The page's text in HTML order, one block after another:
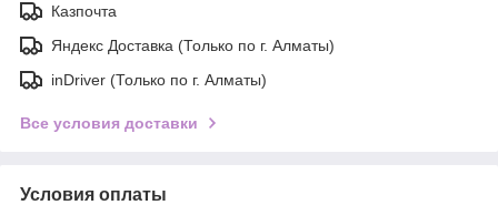
Казпочта
Яндекс Доставка (Только по г. Алматы)
inDriver (Только по г. Алматы)
Все условия доставки
Условия оплаты